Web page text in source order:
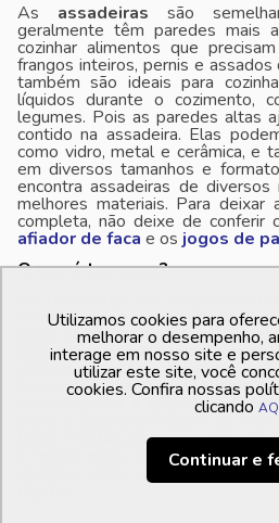
As assadeiras são
geralmente têm paredes mais
cozinhar alimentos que
frangos inteiros, pernis e assados
também são ideais para
líquidos durante o cozimento,
legumes. Pois as paredes altas
contido na assadeira. Elas
como vidro, metal e cerâmica, e
em diversos tamanhos e
encontra assadeiras de
melhores materiais. Para deixar
completa, não deixe de conferir
afiador de faca e os jogos de
O que é travessa?
de vidro, cerâmica, porcelana ou
servir alimentos quentes ou
massas, carnes e peixes, devido
distribuição dos alimentos
travessastambém são
como lasanha e gratinados, pois
plana e larga para dispor os
você encontra
e muito mais. Confira também
jogo de facas ,
Utilizamos cookies para
melhorar o desempenho,
interage em nosso site e
utilizar este site, você
cookies. Confira nossas
clicando
Continuar e